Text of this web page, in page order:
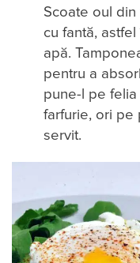
Scoate oul
cu fantă,
apă.
pentru a
pune-l pe
farfurie, ori pe
servit.